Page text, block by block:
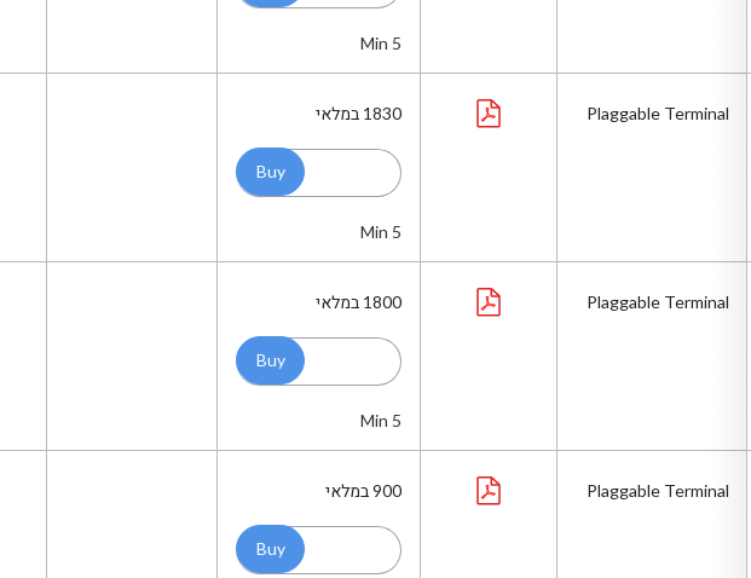
Min 5
Plaggable Terminal
1830 במלאי
Min 5
Plaggable Terminal
1800 במלאי
Min 5
Plaggable Terminal
900 במלאי